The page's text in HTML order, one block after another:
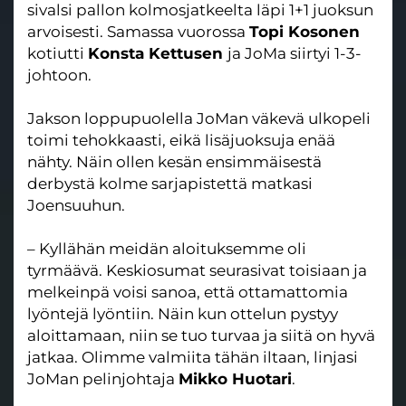
sivalsi pallon kolmosjatkeelta läpi 1+1 juoksun
arvoisesti. Samassa vuorossa Topi Kosonen
kotiutti Konsta Kettusen ja JoMa siirtyi 1-3-
johtoon.
Jakson loppupuolella JoMan väkevä ulkopeli
toimi tehokkaasti, eikä lisäjuoksuja enää
nähty. Näin ollen kesän ensimmäisestä
derbystä kolme sarjapistettä matkasi
Joensuuhun.
– Kyllähän meidän aloituksemme oli
tyrmäävä. Keskiosumat seurasivat toisiaan ja
melkeinpä voisi sanoa, että ottamattomia
lyöntejä lyöntiin. Näin kun ottelun pystyy
aloittamaan, niin se tuo turvaa ja siitä on hyvä
jatkaa. Olimme valmiita tähän iltaan, linjasi
JoMan pelinjohtaja Mikko Huotari.